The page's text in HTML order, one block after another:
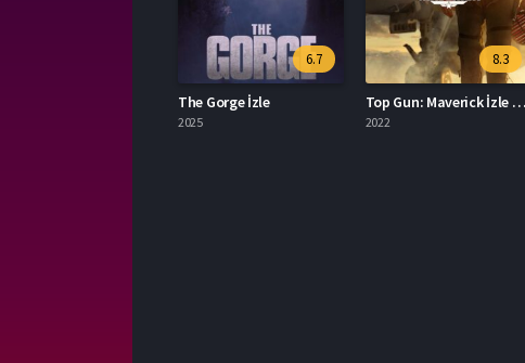
6.7
The Gorge İzle
2025
8.3
Top Gun: Maverick İzle 2022
2022